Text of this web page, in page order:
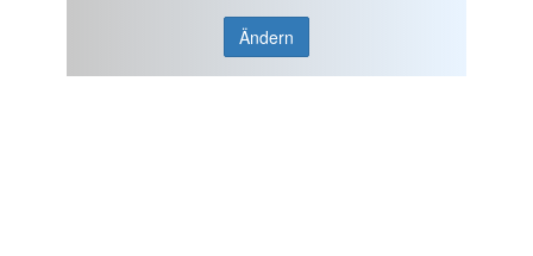
Ändern